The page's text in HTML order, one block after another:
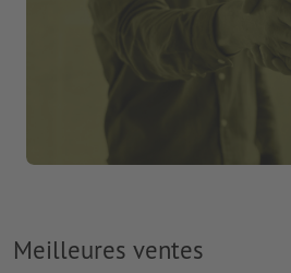
Meilleures ventes